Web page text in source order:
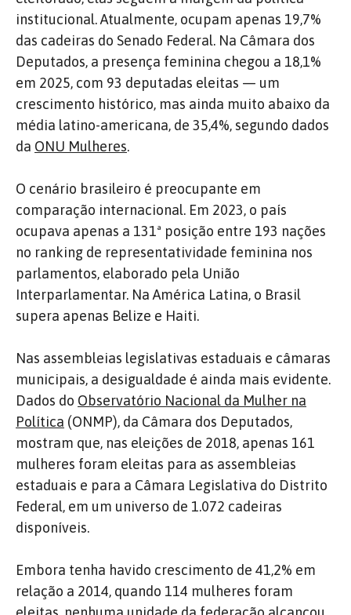
institucional. Atualmente, ocupam apenas 19,7%
das cadeiras do Senado Federal. Na Câmara dos
Deputados, a presença feminina chegou a 18,1%
em 2025, com 93 deputadas eleitas — um
crescimento histórico, mas ainda muito abaixo da
média latino-americana, de 35,4%, segundo dados
da ONU Mulheres.
O cenário brasileiro é preocupante em
comparação internacional. Em 2023, o país
ocupava apenas a 131ª posição entre 193 nações
no ranking de representatividade feminina nos
parlamentos, elaborado pela União
Interparlamentar. Na América Latina, o Brasil
supera apenas Belize e Haiti.
Nas assembleias legislativas estaduais e câmaras
municipais, a desigualdade é ainda mais evidente.
Dados do Observatório Nacional da Mulher na
Política (ONMP), da Câmara dos Deputados,
mostram que, nas eleições de 2018, apenas 161
mulheres foram eleitas para as assembleias
estaduais e para a Câmara Legislativa do Distrito
Federal, em um universo de 1.072 cadeiras
disponíveis.
Embora tenha havido crescimento de 41,2% em
relação a 2014, quando 114 mulheres foram